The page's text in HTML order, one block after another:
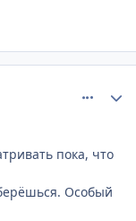
пока, что
Особый